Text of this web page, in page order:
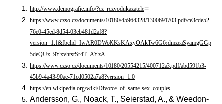
http://www.demografie.info/?cz_rozvodukazatele=
https://www.czso.cz/documents/10180/45964328/1300691703.pdf/ce3cde52-
76e0-45ed-8d54-03eb481d2af8?
version=1.1&fbclid=IwAR0DWoKKsKAxyOAkTw6G6sdmzeaSyamgGGp
5deQUx_9YxvhtstSr4T_AYzA
https://www.czso.cz/documents/10180/20554215/400712a3.pdf/abd591b3-
45b9-4a43-90ae-71cd0502a7a8?version=1.0
https://en.wikipedia.org/wiki/Divorce_of_same-sex_couples
Andersson, G., Noack, T., Seierstad, A., & Weedon-